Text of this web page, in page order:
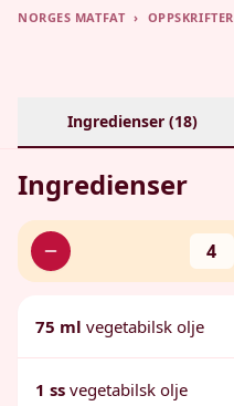
NORGES MATFAT › OPPSKRIFTER
Ingredienser (18)
Ingredienser
4
75 ml vegetabilsk olje
1 ss vegetabilsk olje